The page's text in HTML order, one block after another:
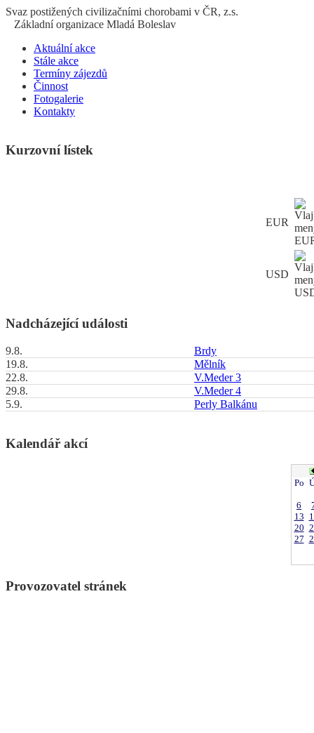
Svaz postižených civilizačními chorobami v ČR, z.s.
Základní organizace Mladá Boleslav
Aktuální akce
Stále akce
Termíny zájezdů
Činnost
Fotogalerie
Kontakty
Kurzovní lístek
EUR
USD
Nadcházející události
9.8.
Brdy
19.8.
Mělník
22.8.
V.Meder 3
29.8.
V.Meder 4
5.9.
Perly Balkánu
Kalendář akcí
Po
6
13
20
27
Provozovatel stránek